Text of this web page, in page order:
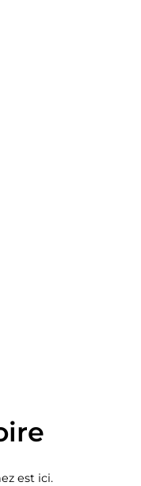
est ici.